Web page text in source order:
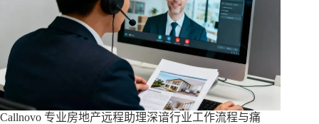
Callnovo 专业房地产远程助理深谙行业工作流程与痛